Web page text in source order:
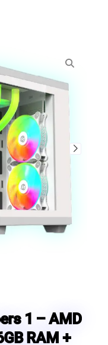
1 – AMD
RAM +